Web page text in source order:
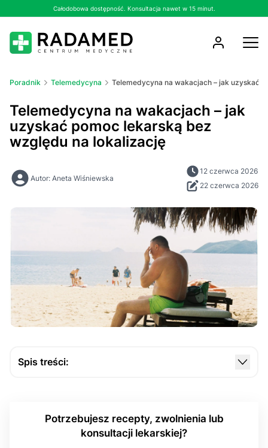
Całodobowa dostępność. Konsultacja nawet w 15 minut.
Poradnik Telemedycyna Telemedycyna na wakacjach – jak uzyskać
Telemedycyna na wakacjach – jak
uzyskać pomoc lekarską bez
względu na lokalizację
Autor: Aneta Wiśniewska
12 czerwca 2026
22 czerwca 2026
Spis treści:
krajowego?
Co daje pomoc lekarska przez internet przy
Potrzebujesz recepty, zwolnienia lub
konsultacji lekarskiej?